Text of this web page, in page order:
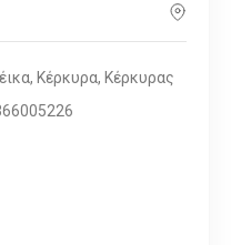
Κέρκυρα, Κέρκυρας